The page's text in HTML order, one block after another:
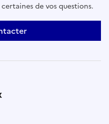
de vos questions.